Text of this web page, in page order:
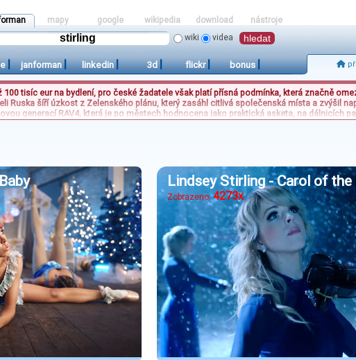
wiki
videa
mapy google wikipedia download nástroje
| janforman | linkedin | 3d | flickr | bonus |
100 tisíc eur na bydlení, pro české žadatele však platí přísná podmínka, která značně
Ruska šíří úzkost z Zelenského plánu, který zasáhl citlivá společenská místa a zvýšil
generací RAV4, která je po městech hodnocena jako praktická asketa, na dálnicích
Lindsey Stirling - Carol of the
Zobrazeno:4273x